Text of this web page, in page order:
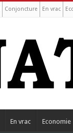
Conjoncture En vrac
En vrac Economie